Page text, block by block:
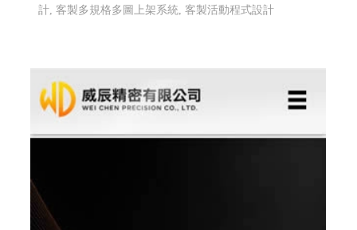
計, 客製多規格多圖上架系統, 客製活動程式設計